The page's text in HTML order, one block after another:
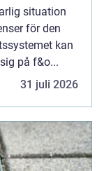
situation
för den
kan
på f&o...
31 juli 2026